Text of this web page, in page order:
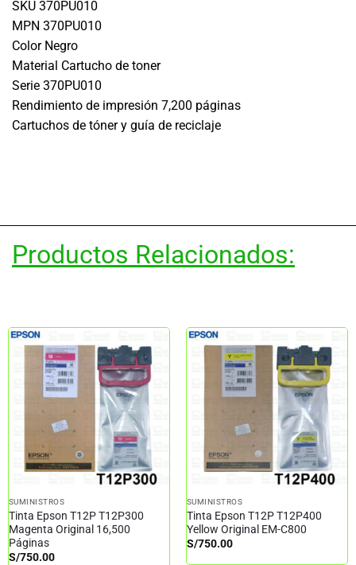
SKU 370PU010
MPN 370PU010
Color Negro
Material Cartucho de toner
Serie 370PU010
Rendimiento de impresión 7,200 páginas
Cartuchos de tóner y guía de reciclaje
Productos Relacionados:
SUMINISTROS
Tinta Epson T12P T12P300
Magenta Original 16,500
Páginas
S/750.00
SUMINISTROS
Tinta Epson T12P T12P400
Yellow Original EM-C800
S/750.00